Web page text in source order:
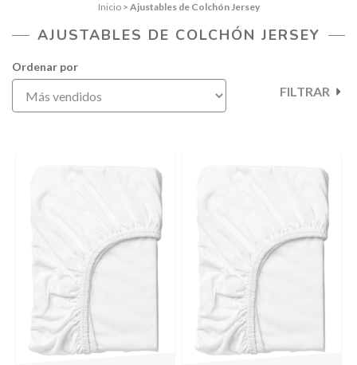
Inicio > Ajustables de Colchón Jersey
AJUSTABLES DE COLCHÓN JERSEY
Ordenar por
FILTRAR